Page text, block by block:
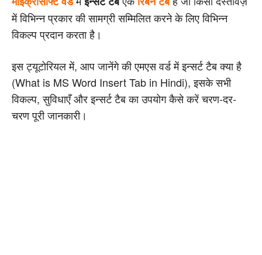
में विभिन्न प्रकार की सामग्री सम्मिलित करने के लिए विभिन्न
विकल्प प्रदान करता है।
इस ट्यूटोरियल में, आप जानेंगे की एमएस वर्ड में इन्सर्ट टैब क्या है
(What is MS Word Insert Tab in Hindi), इसके सभी
विकल्प, सुविधाएँ और इन्सर्ट टैब का उपयोग कैसे करें चरण-दर-
चरण पूरी जानकारी।